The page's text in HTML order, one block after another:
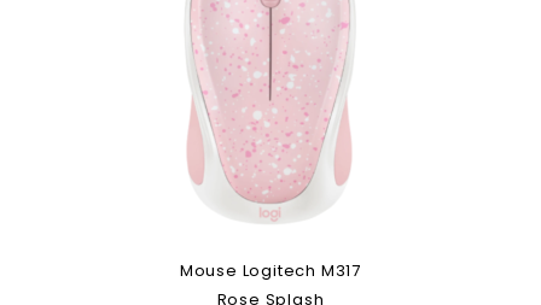
Mouse Logitech M317
Rose Splash